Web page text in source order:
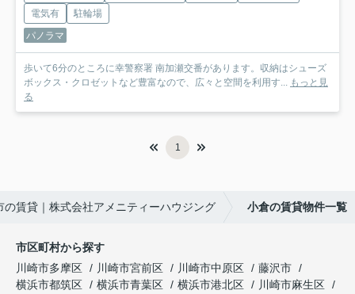
電気有
駐輪場
パノラマ
歩いて6分のところに幸警察署 南加瀬交番があります。収納はシューズ
ボックス・クロゼットなど豊富なので、広々と空間を利用す... もっと見
る
1
の賃貸｜株式会社アメニティーハウジング 小倉の賃貸物件一覧
市区町村から探す
川崎市多摩区
川崎市宮前区 川崎市中原区
藤沢市
横浜市都筑区
横浜市青葉区 横浜市港北区
川崎市麻生区